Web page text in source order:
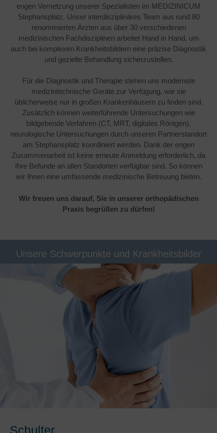
engen Vernetzung unserer Spezialisten im MEDIZINICUM
Stephansplatz. Unser interdisziplinäres Team aus rund 80
renommierten Ärzten aus über 30 verschiedenen
medizinischen Fachdisziplinen arbeitet Hand in Hand, um
auch bei komplexen Krankheitsbildern eine präzise Diagnostik
und gezielte Behandlung sicherzustellen.
Für die Diagnostik und Therapie stehen uns modernste
medizintechnische Geräte zur Verfügung, wie sie
üblicherweise nur in großen Krankenhäusern zu finden sind.
Zusätzlich können weiterführende Untersuchungen wie
bildgebende Verfahren (CT, MRT, digitales Röntgen),
neurologische Untersuchungen durch unseren Partnerstandort
am Stephansplatz koordiniert werden. Dank der engen
Zusammenarbeit ist keine erneute Anmeldung erforderlich, da
Ihre Befunde an allen Standorten verfügbar sind. So können
wir Ihnen eine umfassende medizinische Betreuung bieten.
Wir freuen uns darauf, Sie in unserer orthopädischen
Praxis begrüßen zu dürfen!
Unsere Schwerpunkte und Krankheitsbilder
Schulter